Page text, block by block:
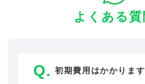
よくある質
初期費用はかかります